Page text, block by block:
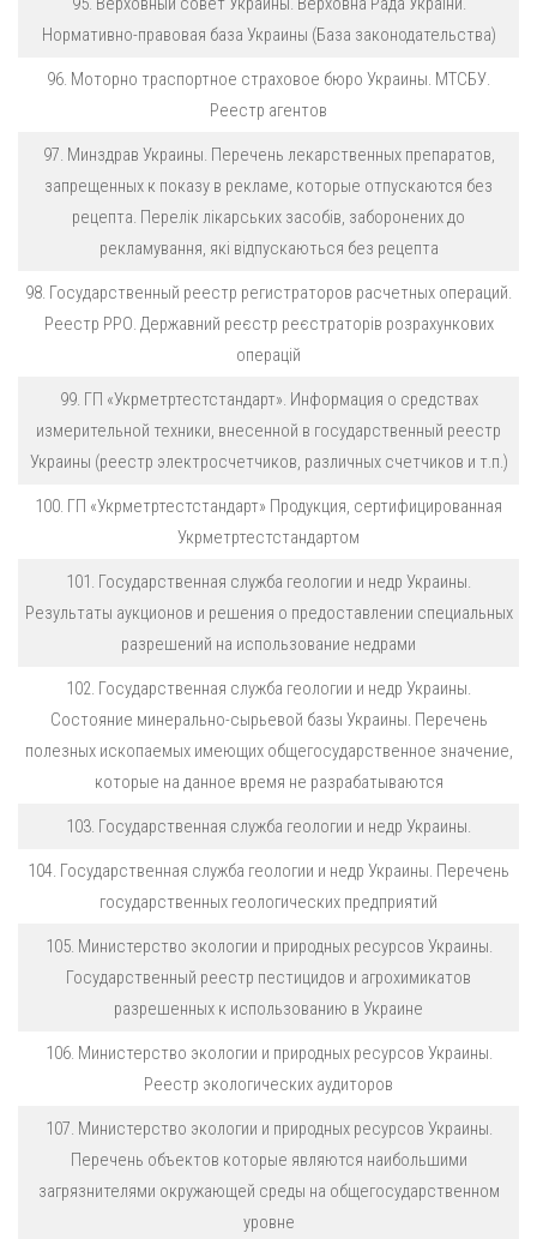
Нормативно-правовая база Украины (База законодательства)
96. Моторно траспортное страховое бюро Украины. МТСБУ.
Реестр агентов
97. Минздрав Украины. Перечень лекарственных препаратов,
запрещенных к показу в рекламе, которые отпускаются без
рецепта. Перелік лікарських засобів, заборонених до
рекламування, які відпускаються без рецепта
98. Государственный реестр регистраторов расчетных операций.
Реестр РРО. Державний реєстр реєстраторів розрахункових
операцій
99. ГП «Укрметртестстандарт». Информация о средствах
измерительной техники, внесенной в государственный реестр
Украины (реестр электросчетчиков, различных счетчиков и т.п.)
100. ГП «Укрметртестстандарт» Продукция, сертифицированная
Укрметртестстандартом
101. Государственная служба геологии и недр Украины.
Результаты аукционов и решения о предоставлении специальных
разрешений на использование недрами
102. Государственная служба геологии и недр Украины.
Состояние минерально-сырьевой базы Украины. Перечень
полезных ископаемых имеющих общегосударственное значение,
которые на данное время не разрабатываются
103. Государственная служба геологии и недр Украины.
104. Государственная служба геологии и недр Украины. Перечень
государственных геологических предприятий
105. Министерство экологии и природных ресурсов Украины.
Государственный реестр пестицидов и агрохимикатов
разрешенных к использованию в Украине
106. Министерство экологии и природных ресурсов Украины.
Реестр экологических аудиторов
107. Министерство экологии и природных ресурсов Украины.
Перечень объектов которые являются наибольшими
загрязнителями окружающей среды на общегосударственном
уровне